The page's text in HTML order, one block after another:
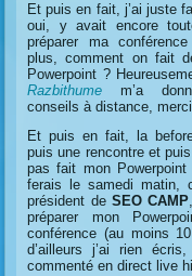
Et puis en fait, j’ai juste
oui, y avait encore
préparer ma
plus, comment on fait
Powerpoint ?
Razbithume
m’a
conseils à distance,
Et puis en fait, la
puis une rencontre et
pas fait mon
ferais le samedi matin,
président de SEO CAMP
préparer mon
conférence (au moins
d’ailleurs j’ai rien
commenté en direct live